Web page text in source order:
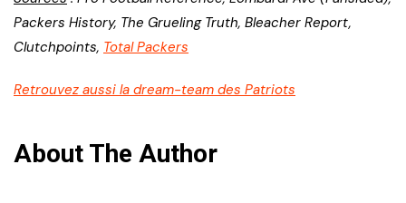
Packers History, The Grueling Truth, Bleacher Report,
Clutchpoints, Total Packers
Retrouvez aussi la dream-team des Patriots
About The Author